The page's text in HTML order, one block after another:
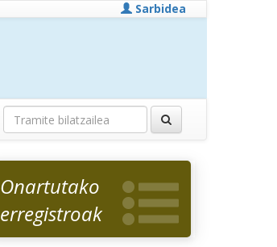
Sarbidea
Onartutako
erregistroak